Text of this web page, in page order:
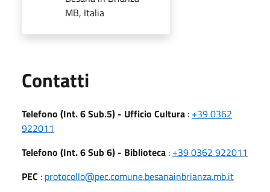
MB, Italia
Contatti
Telefono (Int. 6 Sub.5) - Ufficio Cultura : +39 0362
922011
Telefono (Int. 6 Sub 6) - Biblioteca : +39 0362 922011
PEC : protocollo@pec.comune.besanainbrianza.mb.it